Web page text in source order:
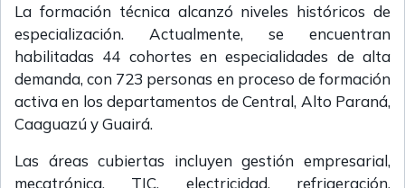
La formación técnica alcanzó niveles históricos de
especialización. Actualmente, se encuentran
habilitadas 44 cohortes en especialidades de alta
demanda, con 723 personas en proceso de formación
activa en los departamentos de Central, Alto Paraná,
Caaguazú y Guairá.
Las áreas cubiertas incluyen gestión empresarial,
mecatrónica, TIC, electricidad, refrigeración,